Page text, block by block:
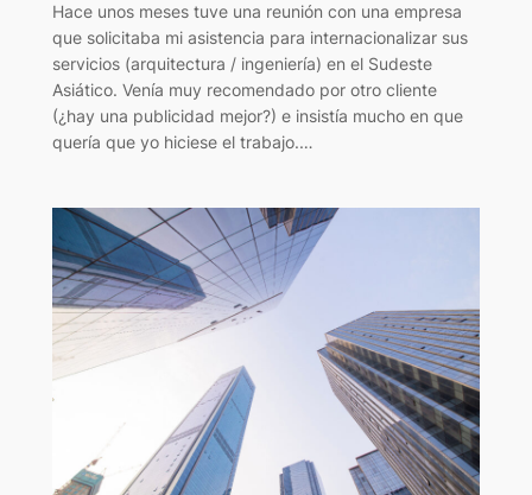
Hace unos meses tuve una reunión con una empresa
que solicitaba mi asistencia para internacionalizar sus
servicios (arquitectura / ingeniería) en el Sudeste
Asiático. Venía muy recomendado por otro cliente
(¿hay una publicidad mejor?) e insistía mucho en que
quería que yo hiciese el trabajo.…